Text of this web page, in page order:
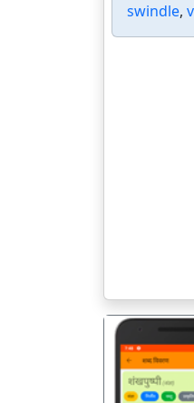
swindle,